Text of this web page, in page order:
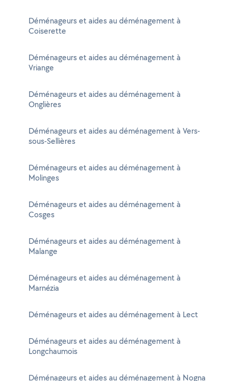
Déménageurs et aides au déménagement à
Coiserette
Déménageurs et aides au déménagement à
Vriange
Déménageurs et aides au déménagement à
Onglières
Déménageurs et aides au déménagement à Vers-
sous-Sellières
Déménageurs et aides au déménagement à
Molinges
Déménageurs et aides au déménagement à
Cosges
Déménageurs et aides au déménagement à
Malange
Déménageurs et aides au déménagement à
Marnézia
Déménageurs et aides au déménagement à Lect
Déménageurs et aides au déménagement à
Longchaumois
Déménageurs et aides au déménagement à Nogna